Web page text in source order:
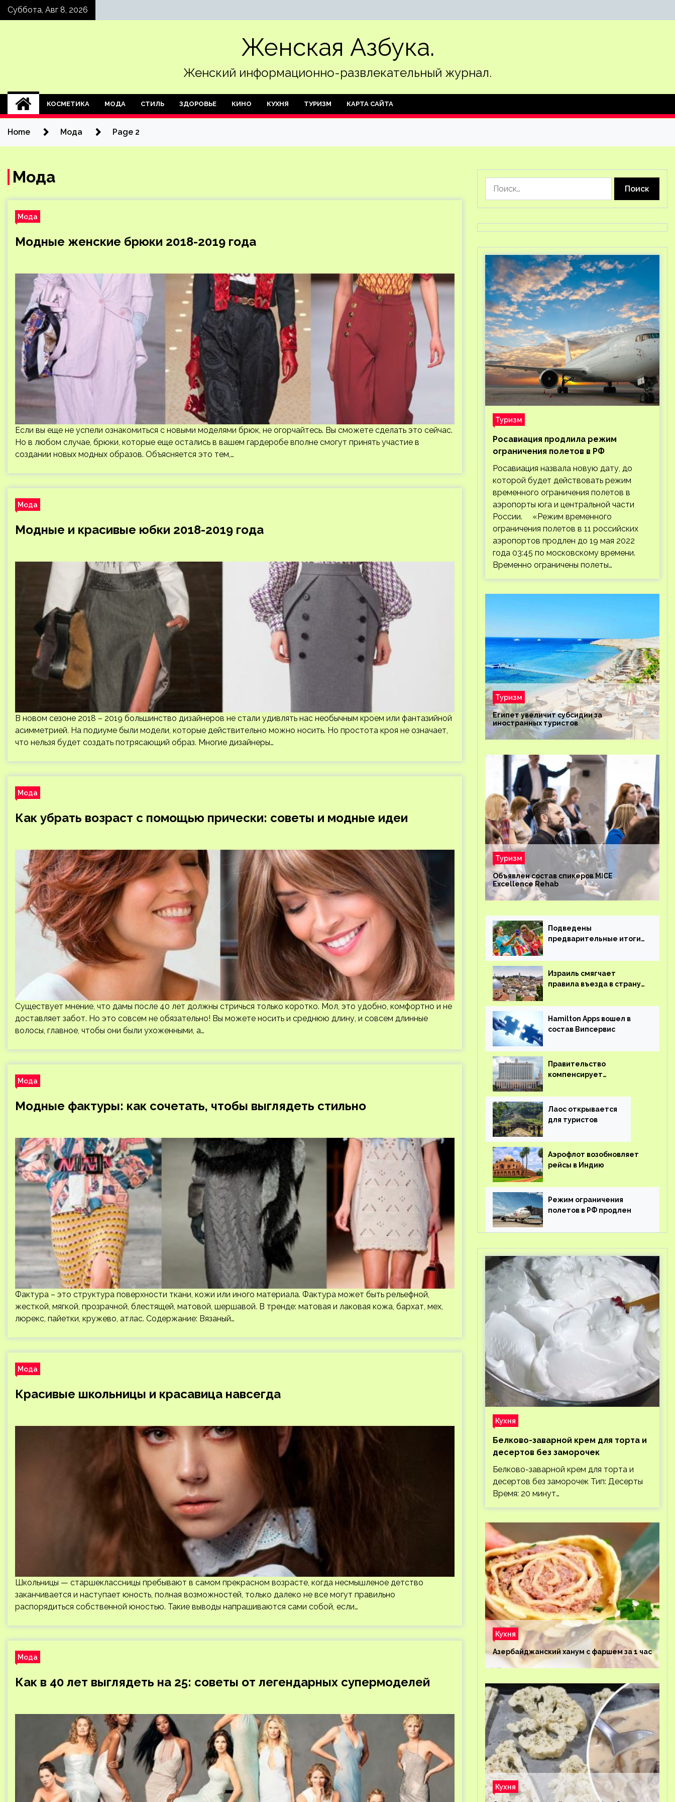
SkipСуббота, Авг 8, 2026
Женская Азбука.
Женский информационно-развлекательный журнал.
КОСМЕТИКА МОДА СТИЛЬ ЗДОРОВЬЕ КИНО КУХНЯ ТУРИЗМ КАРТА САЙТА
Home Мода Page 2
Мода
Мода
Модные женские брюки 2018-2019 года
Если вы еще не успели ознакомиться с новыми моделями брюк, не огорчайтесь. Вы сможете сделать это сейчас.
Но в любом случае, брюки, которые еще остались в вашем гардеробе вполне смогут принять участие в
создании новых модных образов. Объясняется это тем,…
Мода
Модные и красивые юбки 2018-2019 года
В новом сезоне 2018 – 2019 большинство дизайнеров не стали удивлять нас необычным кроем или фантазийной
асимметрией. На подиуме были модели, которые действительно можно носить. Но простота кроя не означает,
что нельзя будет создать потрясающий образ. Многие дизайнеры…
Мода
Как убрать возраст с помощью прически: советы и модные идеи
Существует мнение, что дамы после 40 лет должны стричься только коротко. Мол, это удобно, комфортно и не
доставляет забот. Но это совсем не обязательно! Вы можете носить и среднюю длину, и совсем длинные
волосы, главное, чтобы они были ухоженными, а…
Мода
Модные фактуры: как сочетать, чтобы выглядеть стильно
Фактура – это структура поверхности ткани, кожи или иного материала. Фактура может быть рельефной,
жесткой, мягкой, прозрачной, блестящей, матовой, шершавой. В тренде: матовая и лаковая кожа, бархат, мех,
люрекс, пайетки, кружево, атлас. Содержание: Вязаный…
Мода
Красивые школьницы и красавица навсегда
Школьницы — старшеклассницы пребывают в самом прекрасном возрасте, когда несмышленое детство
заканчивается и наступает юность, полная возможностей, только далеко не все могут правильно
распорядиться собственной юностью. Такие выводы напрашиваются сами собой, если…
Мода
Как в 40 лет выглядеть на 25: советы от легендарных супермоделей
Туризм
Росавиация продлила режим
ограничения полетов в РФ
Росавиация назвала новую дату, до
которой будет действовать режим
временного ограничения полетов в
аэропорты юга и центральной части
России. «Режим временного
ограничения полетов в 11 российских
аэропортов продлен до 19 мая 2022
года 03:45 по московскому времени.
Временно ограничены полеты…
Туризм
Египет увеличит субсидии за
иностранных туристов
Туризм
Объявлен состав спикеров MICE
Excellence Rehab
Подведены
предварительные итоги
Израиль смягчает
правила въезда в страну
Hamilton Apps вошел в
состав Випсервис
Правительство
компенсирует
на вывоз россиян из-за
рубежа
Лаос открывается
для туристов
Аэрофлот возобновляет
рейсы в Индию
Режим ограничения
полетов в РФ продлен
Кухня
Белково-заварной крем для торта и
десертов без заморочек
Белково-заварной крем для торта и
десертов без заморочек Тип: Десерты
Время: 20 минут…
Кухня
Азербайджанский ханум с фаршем за 1 час
Кухня